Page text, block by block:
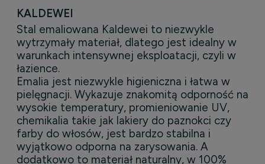
KALDEWEI
Stal emaliowana Kaldewei to niezwykle
wytrzymały materiał, dlatego jest idealny w
warunkach intensywnej eksploatacji, czyli w
łazience.
Emalia jest niezwykle higieniczna i łatwa w
pielęgnacji. Wykazuje znakomitą odporność na
wysokie temperatury, promieniowanie UV,
chemikalia takie jak lakiery do paznokci czy
farby do włosów, jest bardzo stabilna i
wyjątkowo odporna na zarysowania. A
dodatkowo to materiał naturalny, w 100%